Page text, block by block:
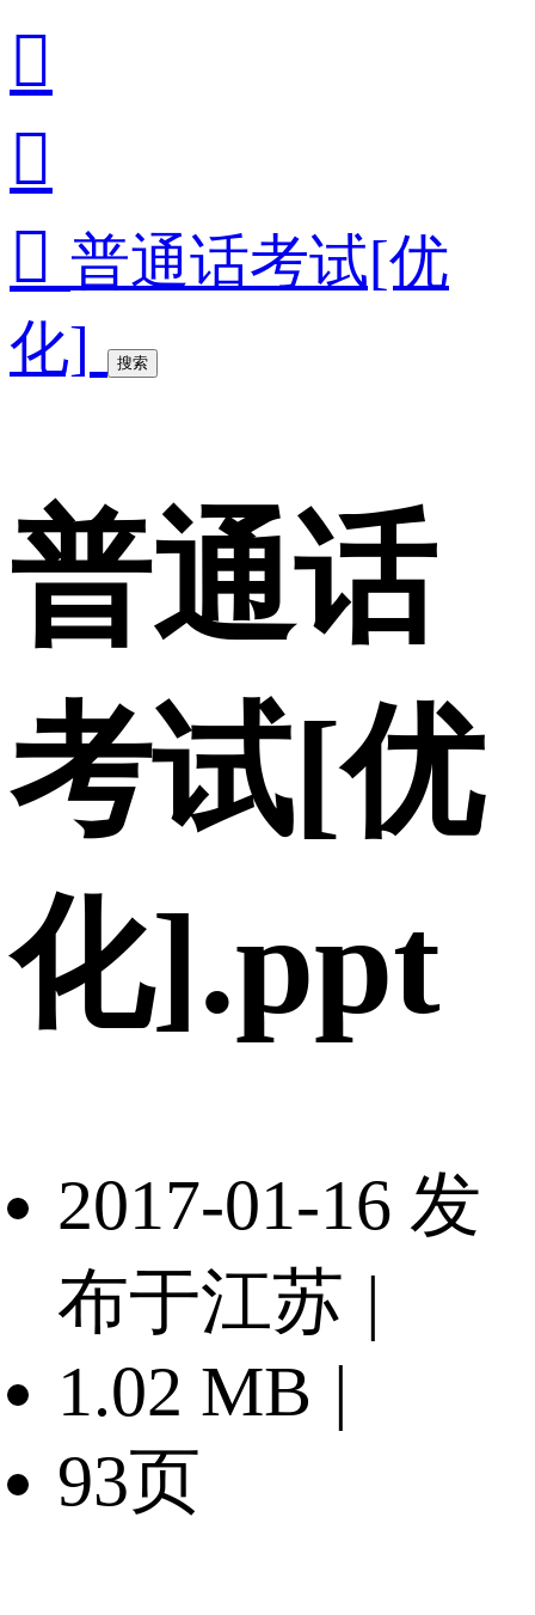


 普通话考试[优
化]
搜索
普通话
考试[优
化].ppt
2017-01-16 发
布于江苏 |
1.02 MB |
93页